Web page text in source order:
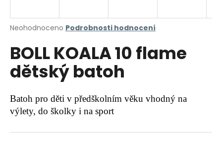
Průměrné
produktu
je
0,0
z
hvězdiček.
Neohodnoceno Podrobnosti hodnocení
BOLL KOALA 10 flame
dětský batoh
Batoh pro děti v předškolním věku vhodný na
výlety, do školky i na sport
j
t
?
HLEDAT